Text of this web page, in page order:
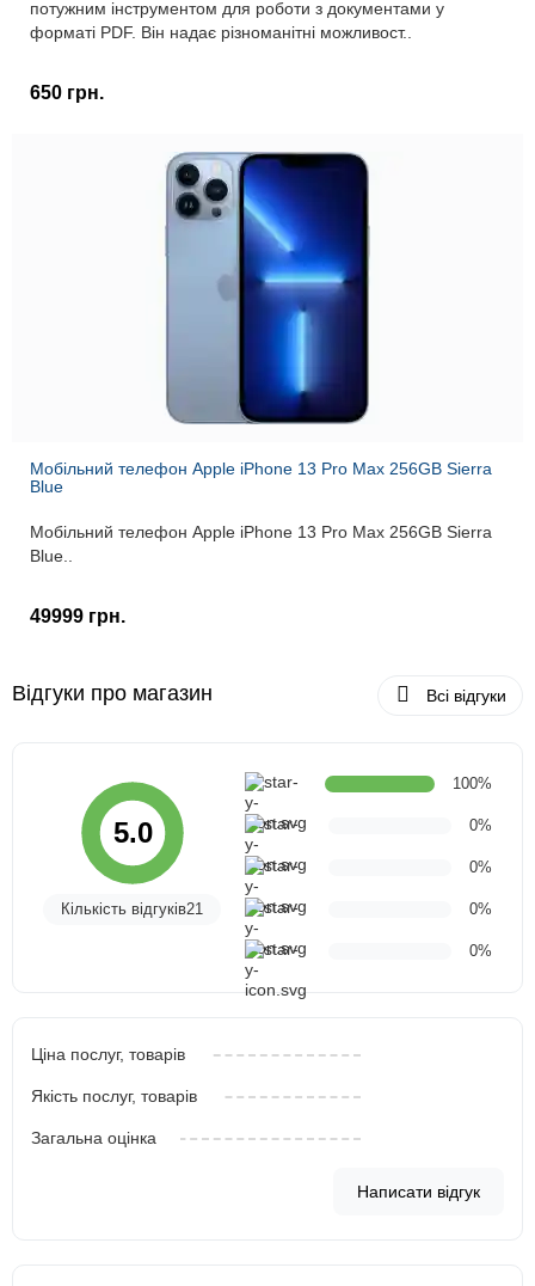
потужним інструментом для роботи з документами у
форматі PDF. Він надає різноманітні можливост..
650 грн.
Мобільний телефон Apple iPhone 13 Pro Max 256GB Sierra
Blue
Мобільний телефон Apple iPhone 13 Pro Max 256GB Sierra
Blue..
49999 грн.
Відгуки про магазин Всі відгуки
5.0
Кількість відгуків21
100%
0%
0%
0%
0%
Ціна послуг, товарів
Якість послуг, товарів
Загальна оцінка
Написати відгук